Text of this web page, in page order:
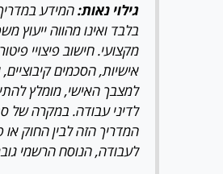
גילוי נאות:המידע
בלבד ואינו מהווה ייעוץ
מקצועי. חישוב פיצויי
אישיות, הסכמים קיבוציים,
למצבך האישי, מומלץ
לדיני עבודה. במקרה של
המדריך הזה לבין החוק או
לעבודה, הנוסח הרשמי